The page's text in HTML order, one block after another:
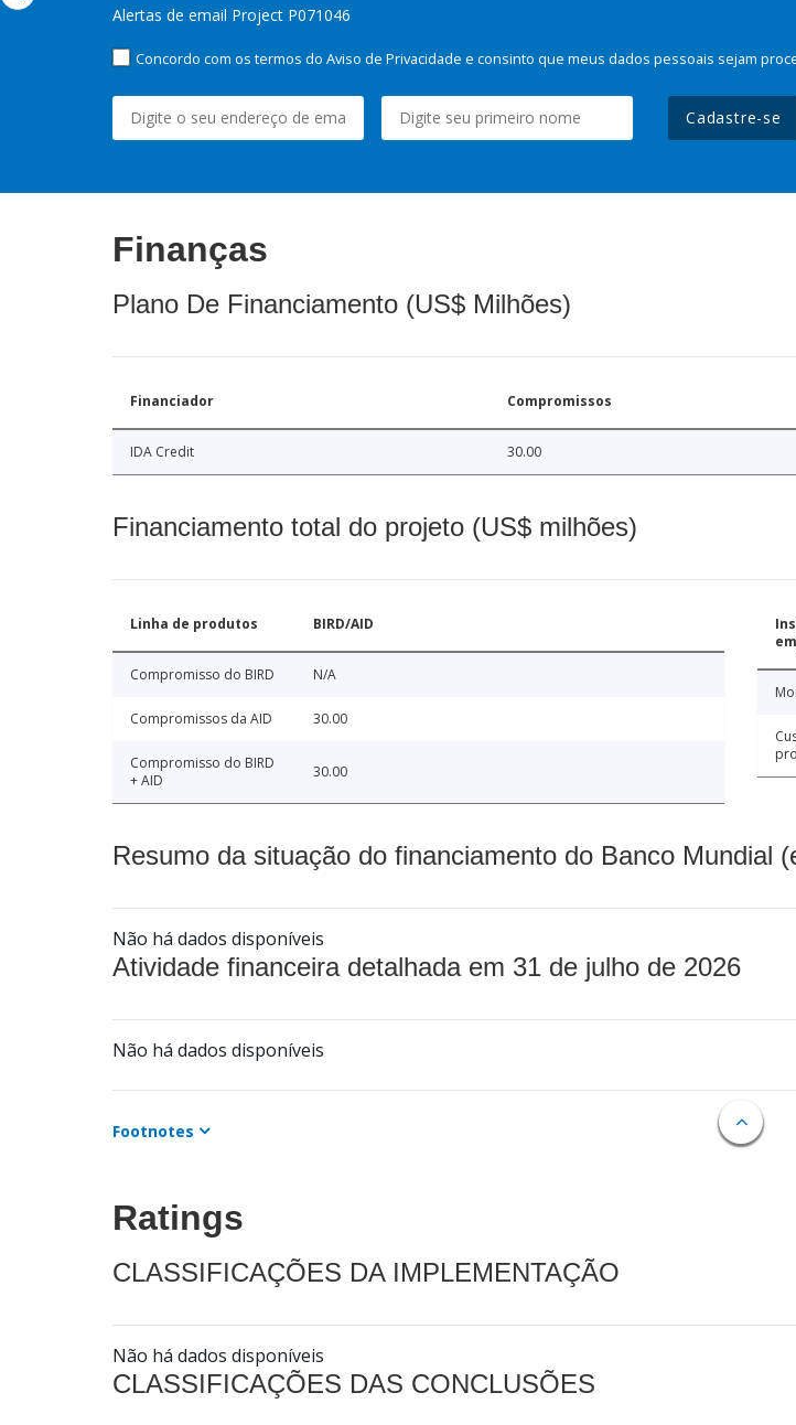
Alertas de email Project P071046
Concordo com os termos do Aviso de Privacidade e consinto que meus dados pessoais sejam
Cadastre-se
Finanças
Plano De Financiamento (US$ Milhões)
Financiador Compromissos
IDA Credit 30.00
Financiamento total do projeto (US$ milhões)
Linha de produtos BIRD/AID
Compromisso do BIRD N/A
Compromissos da AID 30.00
Compromisso do BIRD
+ AID
30.00
Resumo da situação do financiamento do Banco Mundial
Não há dados disponíveis
Atividade financeira detalhada em 31 de julho de 2026
Não há dados disponíveis
Footnotes
Ratings
CLASSIFICAÇÕES DA IMPLEMENTAÇÃO
Não há dados disponíveis
CLASSIFICAÇÕES DAS CONCLUSÕES